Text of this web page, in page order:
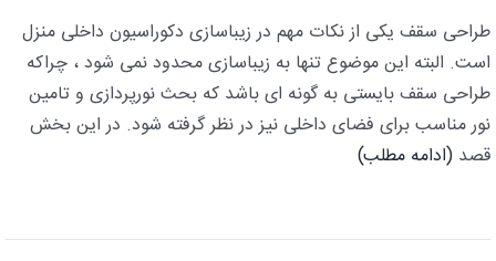
طراحی سقف یکی از نکات مهم در زیباسازی دکوراسیون داخلی منزل
است. البته این موضوع تنها به زیباسازی محدود نمی شود ، چراکه
طراحی سقف بایستی به گونه ای باشد که بحث نورپردازی و تامین
نور مناسب برای فضای داخلی نیز در نظر گرفته شود. در این بخش
قصد (ادامه مطلب)